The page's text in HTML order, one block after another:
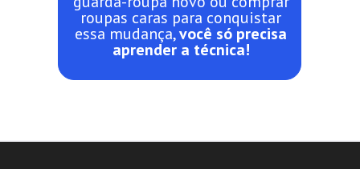
roupas caras para conquistar
essa mudança,você só precisa
aprender a técnica!